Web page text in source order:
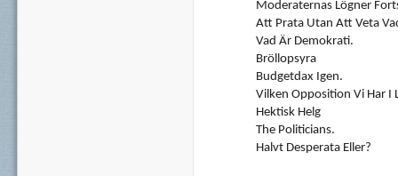
Moderaternas Lögner
Att Prata Utan Att Veta
Vad Är Demokrati.
Bröllopsyra
Budgetdax Igen.
Vilken Opposition Vi Har I
Hektisk Helg
The Politicians.
Halvt Desperata Eller?